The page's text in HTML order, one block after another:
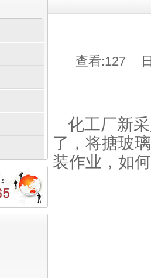
查看:127
化工厂新
了，将搪玻
装作业，如